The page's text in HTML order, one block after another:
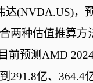
达(NVDA.US)，
两种估值推算方
前预测AMD
291.8亿、364.4